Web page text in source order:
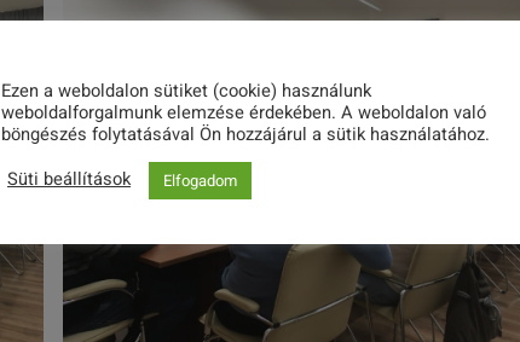
Ezen a weboldalon sütiket (cookie) használunk
weboldalforgalmunk elemzése érdekében. A weboldalon való
böngészés folytatásával Ön hozzájárul a sütik használatához.
Süti beállítások
Elfogadom